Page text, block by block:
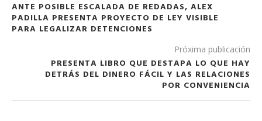
ANTE POSIBLE ESCALADA DE REDADAS, ALEX
PADILLA PRESENTA PROYECTO DE LEY VISIBLE
PARA LEGALIZAR DETENCIONES
Próxima publicación
PRESENTA LIBRO QUE DESTAPA LO QUE HAY
DETRÁS DEL DINERO FÁCIL Y LAS RELACIONES
POR CONVENIENCIA